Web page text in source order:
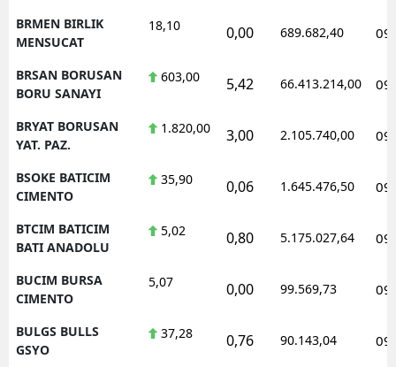
BRMEN BIRLIK
MENSUCAT
18,10 0,00 689.682,40
BRSAN BORUSAN
BORU SANAYI
603,00 5,42 66.413.214,00
BRYAT BORUSAN
YAT. PAZ.
1.820,00 3,00 2.105.740,00
BSOKE BATICIM
CIMENTO
35,90 0,06 1.645.476,50
BTCIM BATICIM
BATI ANADOLU
5,02 0,80 5.175.027,64
BUCIM BURSA
CIMENTO
5,07 0,00 99.569,73
BULGS BULLS
GSYO
37,28 0,76 90.143,04